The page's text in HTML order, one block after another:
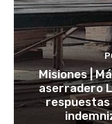
Misiones |
aserradero
respuestas